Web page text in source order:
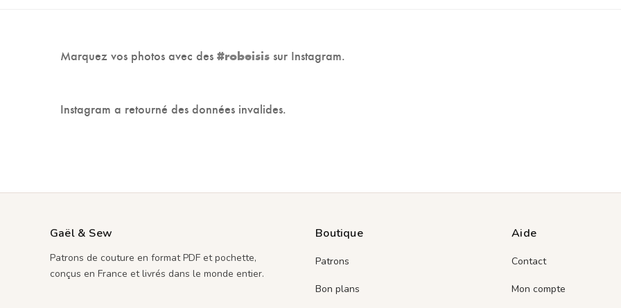
Marquez vos photos avec des #robeisis sur Instagram.
Instagram a retourné des données invalides.
Gaël & Sew
Patrons de couture en format PDF et pochette,
conçus en France et livrés dans le monde entier.
Boutique
Patrons
Bon plans
Aide
Contact
Mon compte